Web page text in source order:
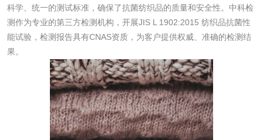
科学、统一的测试标准，确保了抗菌纺织品的质量和安全性。中科检
测作为专业的第三方检测机构，开展JIS L 1902:2015 纺织品抗菌性
能试验，检测报告具有CNAS资质，为客户提供权威、准确的检测结
果。
成分分析配方研发 驱蚊检测
防霉检测 霉菌污染分析
消毒产品备案 防螨除螨检测
微生物检测